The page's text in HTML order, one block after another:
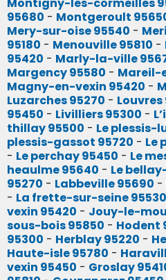
95680 - Montgeroult
Mery-sur-oise 95540 -
95180 - Menouville 95810 -
95420 - Marly-la-ville
Margency 95580 - Mareil-
Magny-en-vexin 95420 -
Luzarches 95270 - Louvres
95450 - Livilliers 95300 -
thillay 95500 - Le plessis-
plessis-gassot 95720 - Le
- Le perchay 95450 - Le
heaulme 95640 - Le
95270 - Labbeville 95690 -
- La frette-sur-seine 95530
vexin 95420 - Jouy-le-
sous-bois 95850 - Hodent
95300 - Herblay 95220 -
Haute-isle 95780 -
vexin 95450 - Groslay